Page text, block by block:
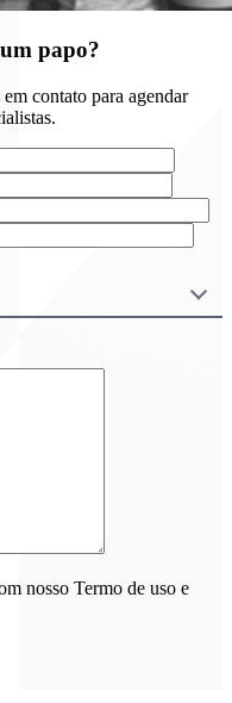
papo?
contato para agendar
nosso Termo de uso e